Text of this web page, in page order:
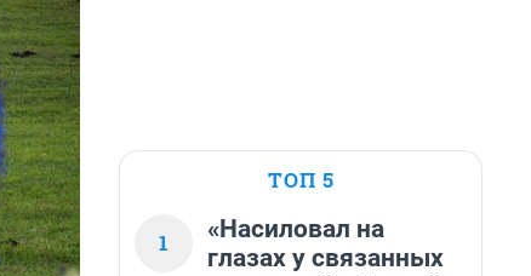
ТОП 5
1
«Насиловал на
глазах у связанных